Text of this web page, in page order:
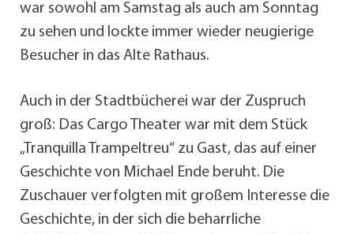
war sowohl am Samstag als auch am Sonntag
zu sehen und lockte immer wieder neugierige
Besucher in das Alte Rathaus.
Auch in der Stadtbücherei war der Zuspruch
groß: Das Cargo Theater war mit dem Stück
„Tranquilla Trampeltreu“ zu Gast, das auf einer
Geschichte von Michael Ende beruht. Die
Zuschauer verfolgten mit großem Interesse die
Geschichte, in der sich die beharrliche